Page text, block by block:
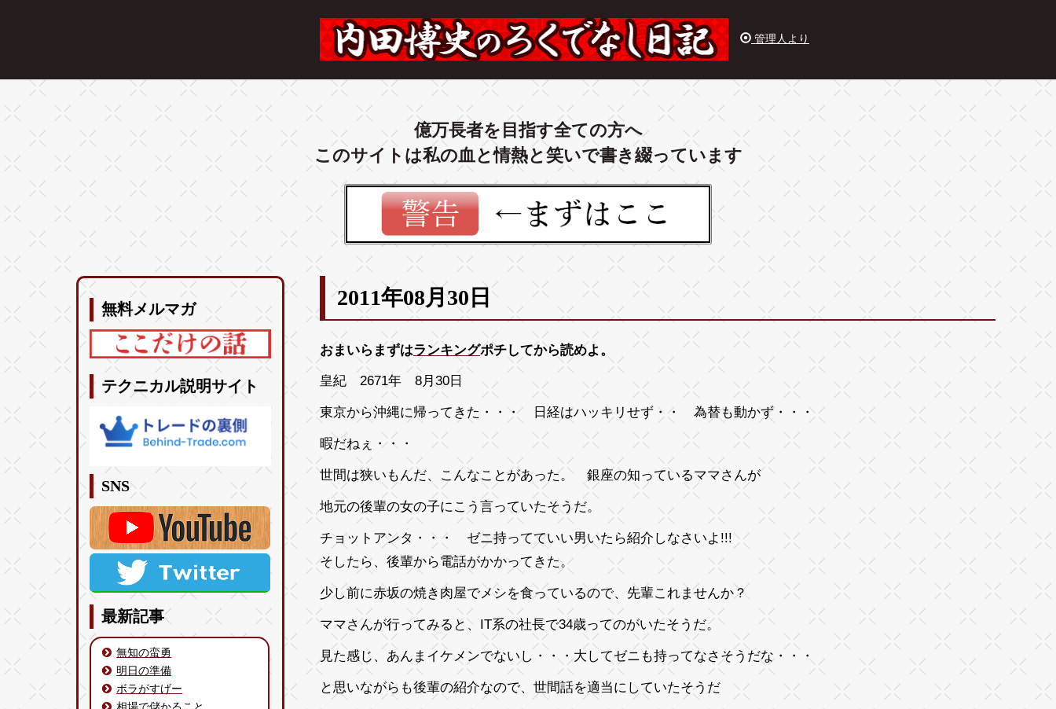
管理人より
億万長者を目指す全ての方へ
このサイトは私の血と情熱と笑いで書き綴っています
無料メルマガ
テクニカル説明サイト
SNS
最新記事
無知の蛮勇
明日の準備
ボラがすげー
相場で儲かること
2011年08月30日
おまいらまずはランキングポチしてから読めよ。
皇紀 2671年 8月30日
東京から沖縄に帰ってきた・・・ 日経はハッキリせず・・ 為替も動かず・・・
暇だねぇ・・・
世間は狭いもんだ、こんなことがあった。 銀座の知っているママさんが
地元の後輩の女の子にこう言っていたそうだ。
チョットアンタ・・・ ゼニ持ってていい男いたら紹介しなさいよ!!!
そしたら、後輩から電話がかかってきた。
少し前に赤坂の焼き肉屋でメシを食っているので、先輩これませんか？
ママさんが行ってみると、IT系の社長で34歳ってのがいたそうだ。
見た感じ、あんまイケメンでないし・・・大してゼニも持ってなさそうだな・・・
と思いながらも後輩の紹介なので、世間話を適当にしていたそうだ